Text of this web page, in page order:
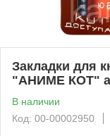
Закладки для
"АНИМЕ КОТ"
В наличии
Код: 00-00002950